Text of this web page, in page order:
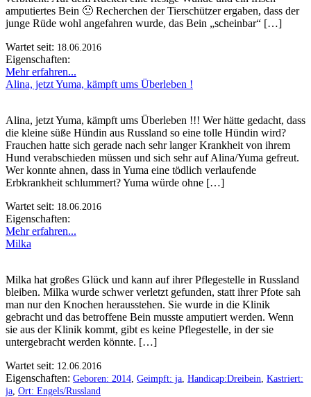
amputiertes Bein 🙁 Recherchen der Tierschützer ergaben, dass der
junge Rüde wohl angefahren wurde, das Bein „scheinbar“ […]
Wartet seit: 18.06.2016
Eigenschaften:
Mehr erfahren...
Alina, jetzt Yuma, kämpft ums Überleben !
Alina, jetzt Yuma, kämpft ums Überleben !!! Wer hätte gedacht, dass
die kleine süße Hündin aus Russland so eine tolle Hündin wird?
Frauchen hatte sich gerade nach sehr langer Krankheit von ihrem
Hund verabschieden müssen und sich sehr auf Alina/Yuma gefreut.
Wer konnte ahnen, dass in Yuma eine tödlich verlaufende
Erbkrankheit schlummert? Yuma würde ohne […]
Wartet seit: 18.06.2016
Eigenschaften:
Mehr erfahren...
Milka
Milka hat großes Glück und kann auf ihrer Pflegestelle in Russland
bleiben. Milka wurde schwer verletzt gefunden, statt ihrer Pfote sah
man nur den Knochen herausstehen. Sie wurde in die Klinik
gebracht und das betroffene Bein musste amputiert werden. Wenn
sie aus der Klinik kommt, gibt es keine Pflegestelle, in der sie
untergebracht werden könnte. […]
Wartet seit: 12.06.2016
Eigenschaften: Geboren: 2014 Geimpft: ja Handicap:Dreibein Kastriert:
ja Ort: Engels/Russland